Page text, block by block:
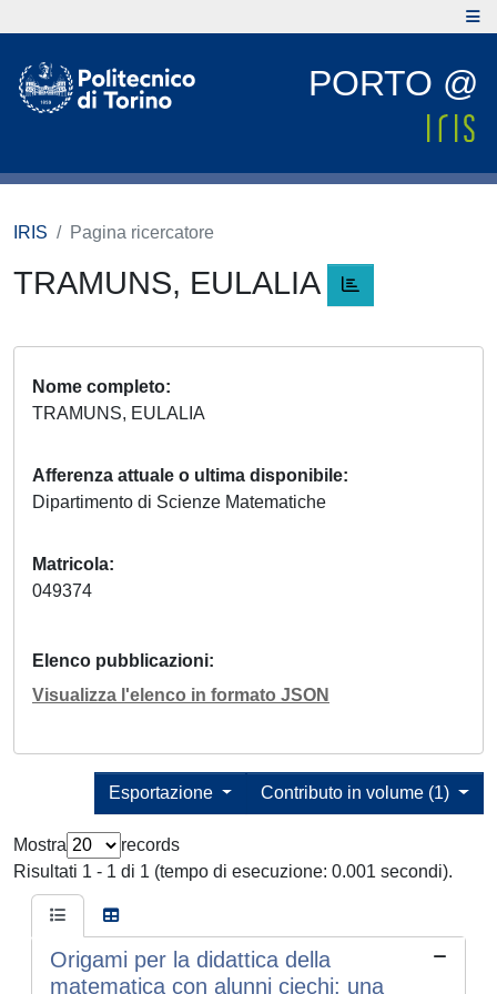
PORTO @
IRIS Pagina ricercatore
TRAMUNS, EULALIA
Nome completo
TRAMUNS, EULALIA
Afferenza attuale o ultima disponibile
Dipartimento di Scienze Matematiche
Matricola
049374
Elenco pubblicazioni
Visualizza l'elenco in formato JSON
Contributo in volume (1)
Esportazione
Mostra
records
Risultati 1 - 1 di 1 (tempo di esecuzione: 0.001 secondi).
Origami per la didattica della
matematica con alunni ciechi: una